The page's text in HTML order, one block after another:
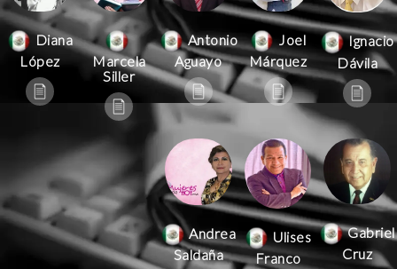
Diana
López
Marcela
Siller
Antonio
Aguayo
Joel
Márquez
Ignacio
Dávila
Andrea
Saldaña
Ulises
Franco
Gabriel
Cruz